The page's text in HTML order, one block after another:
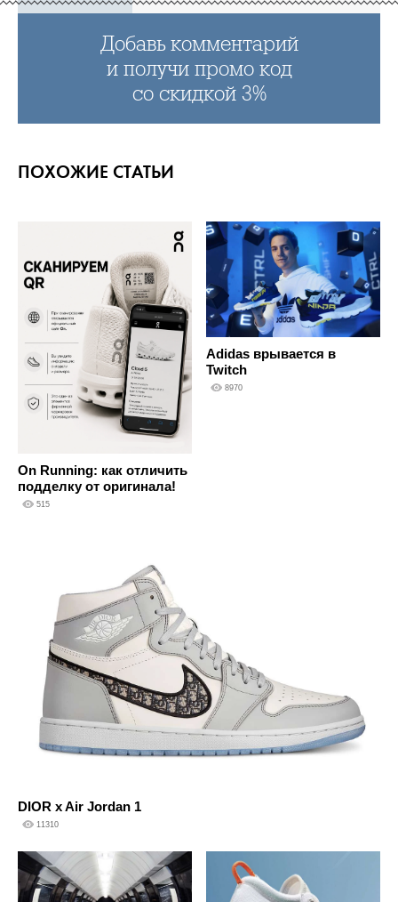
Добавь комментарий
и получи промо код
со скидкой 3%
ПОХОЖИЕ СТАТЬИ
On Running: как отличить
подделку от оригинала!
515
Adidas врывается в
Twitch
8970
DIOR x Air Jordan 1
11310